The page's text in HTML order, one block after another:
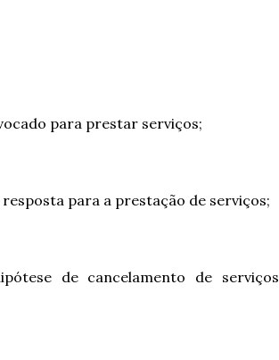
para prestar serviços;
para a prestação de serviços;
de cancelamento de serviços